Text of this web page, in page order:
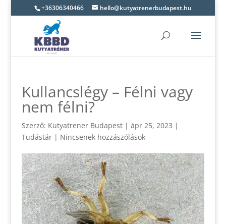
+36306340466 hello@kutyatrenerbudapest.hu
Kullancslégy – Félni vagy
nem félni?
Szerző: Kutyatrener Budapest| ápr 25, 2023 |
Tudástár| Nincsenek hozzászólások